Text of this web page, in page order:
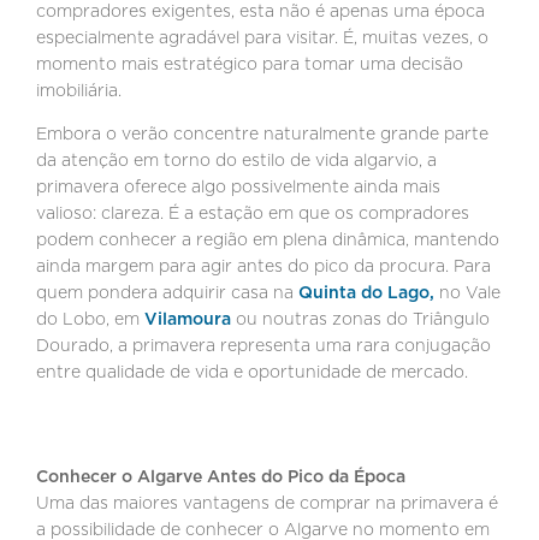
compradores exigentes, esta não é apenas uma época
especialmente agradável para visitar. É, muitas vezes, o
momento mais estratégico para tomar uma decisão
imobiliária.
Embora o verão concentre naturalmente grande parte
da atenção em torno do estilo de vida algarvio, a
primavera oferece algo possivelmente ainda mais
valioso: clareza. É a estação em que os compradores
podem conhecer a região em plena dinâmica, mantendo
ainda margem para agir antes do pico da procura. Para
quem pondera adquirir casa na Quinta do Lago, no Vale
do Lobo, em Vilamoura ou noutras zonas do Triângulo
Dourado, a primavera representa uma rara conjugação
entre qualidade de vida e oportunidade de mercado.
Conhecer o Algarve Antes do Pico da Época
Uma das maiores vantagens de comprar na primavera é
a possibilidade de conhecer o Algarve no momento em